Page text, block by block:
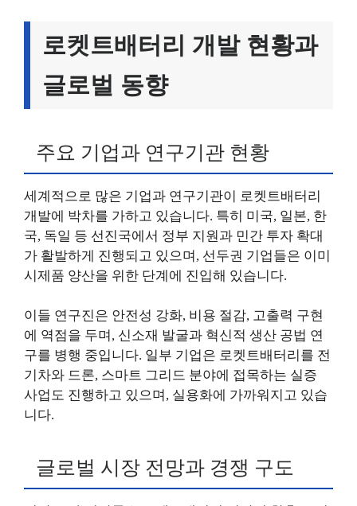
로켓트배터리 개발 현황과
글로벌 동향
주요 기업과 연구기관 현황
세계적으로 많은 기업과 연구기관이 로켓트배터리
개발에 박차를 가하고 있습니다. 특히 미국, 일본, 한
국, 독일 등 선진국에서 정부 지원과 민간 투자 확대
가 활발하게 진행되고 있으며, 선두권 기업들은 이미
시제품 양산을 위한 단계에 진입해 있습니다.
이들 연구진은 안전성 강화, 비용 절감, 고출력 구현
에 역점을 두며, 신소재 발굴과 혁신적 생산 공법 연
구를 병행 중입니다. 일부 기업은 로켓트배터리를 전
기차와 드론, 스마트 그리드 분야에 접목하는 실증
사업도 진행하고 있으며, 실용화에 가까워지고 있습
니다.
글로벌 시장 전망과 경쟁 구도